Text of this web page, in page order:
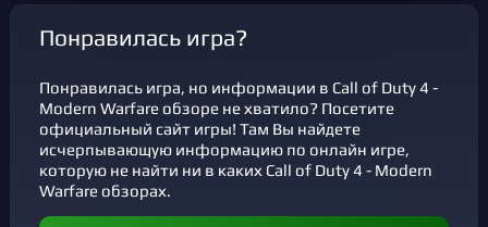
Понравилась игра?
Понравилась игра, но информации в Call of Duty 4 -
Modern Warfare обзоре не хватило? Посетите
официальный сайт игры! Там Вы найдете
исчерпывающую информацию по онлайн игре,
которую не найти ни в каких Call of Duty 4 - Modern
Warfare обзорах.